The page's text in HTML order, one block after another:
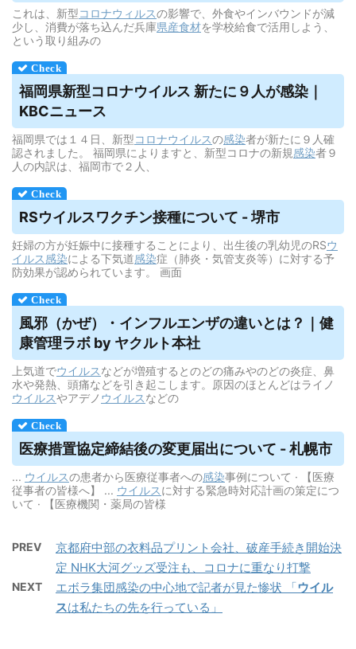
これは、新型コロナウィルスの影響で、外食やインバウンドが減
少し、消費が落ち込んだ兵庫県産食材を学校給食で活用しよう、
という取り組みの
福岡県新型コロナウイルス 新たに９人が感染｜
KBCニュース
福岡県では１４日、新型コロナウイルスの感染者が新たに９人確
認されました。 福岡県によりますと、新型コロナの新規感染者９
人の内訳は、福岡市で２人、
RSウイルスワクチン接種について - 堺市
妊婦の方が妊娠中に接種することにより、出生後の乳幼児のRSウ
イルス感染による下気道感染症（肺炎・気管支炎等）に対する予
防効果が認められています。 画面
風邪（かぜ）・インフルエンザの違いとは？｜健
康管理ラボ by ヤクルト本社
上気道でウイルスなどが増殖するとのどの痛みやのどの炎症、鼻
水や発熱、頭痛などを引き起こします。原因のほとんどはライノ
ウイルスやアデノ ウイルスなどの
医療措置協定締結後の変更届出について - 札幌市
... ウイルスの患者から医療従事者への感染事例について · 【医療
従事者の皆様へ】 ... ウイルスに対する緊急時対応計画の策定につ
いて · 【医療機関・薬局の皆様
PREV
京都府中部の衣料品プリント会社、破産手続き開始決
定 NHK大河グッズ受注も、コロナに重なり打撃
NEXT エボラ集団感染の中心地で記者が見た惨状 「ウイル
スは私たちの先を行っている」